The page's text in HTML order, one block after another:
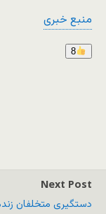
منبع خبری
8
Next Post
دستگیری متخلفان